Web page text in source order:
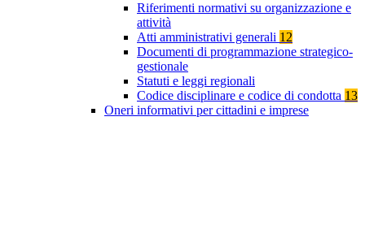
Riferimenti normativi su organizzazione e
attività
Atti amministrativi generali 12
Documenti di programmazione strategico-
gestionale
Statuti e leggi regionali
Codice disciplinare e codice di condotta 13
Oneri informativi per cittadini e imprese